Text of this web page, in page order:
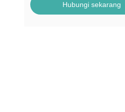
Hubungi sekarang